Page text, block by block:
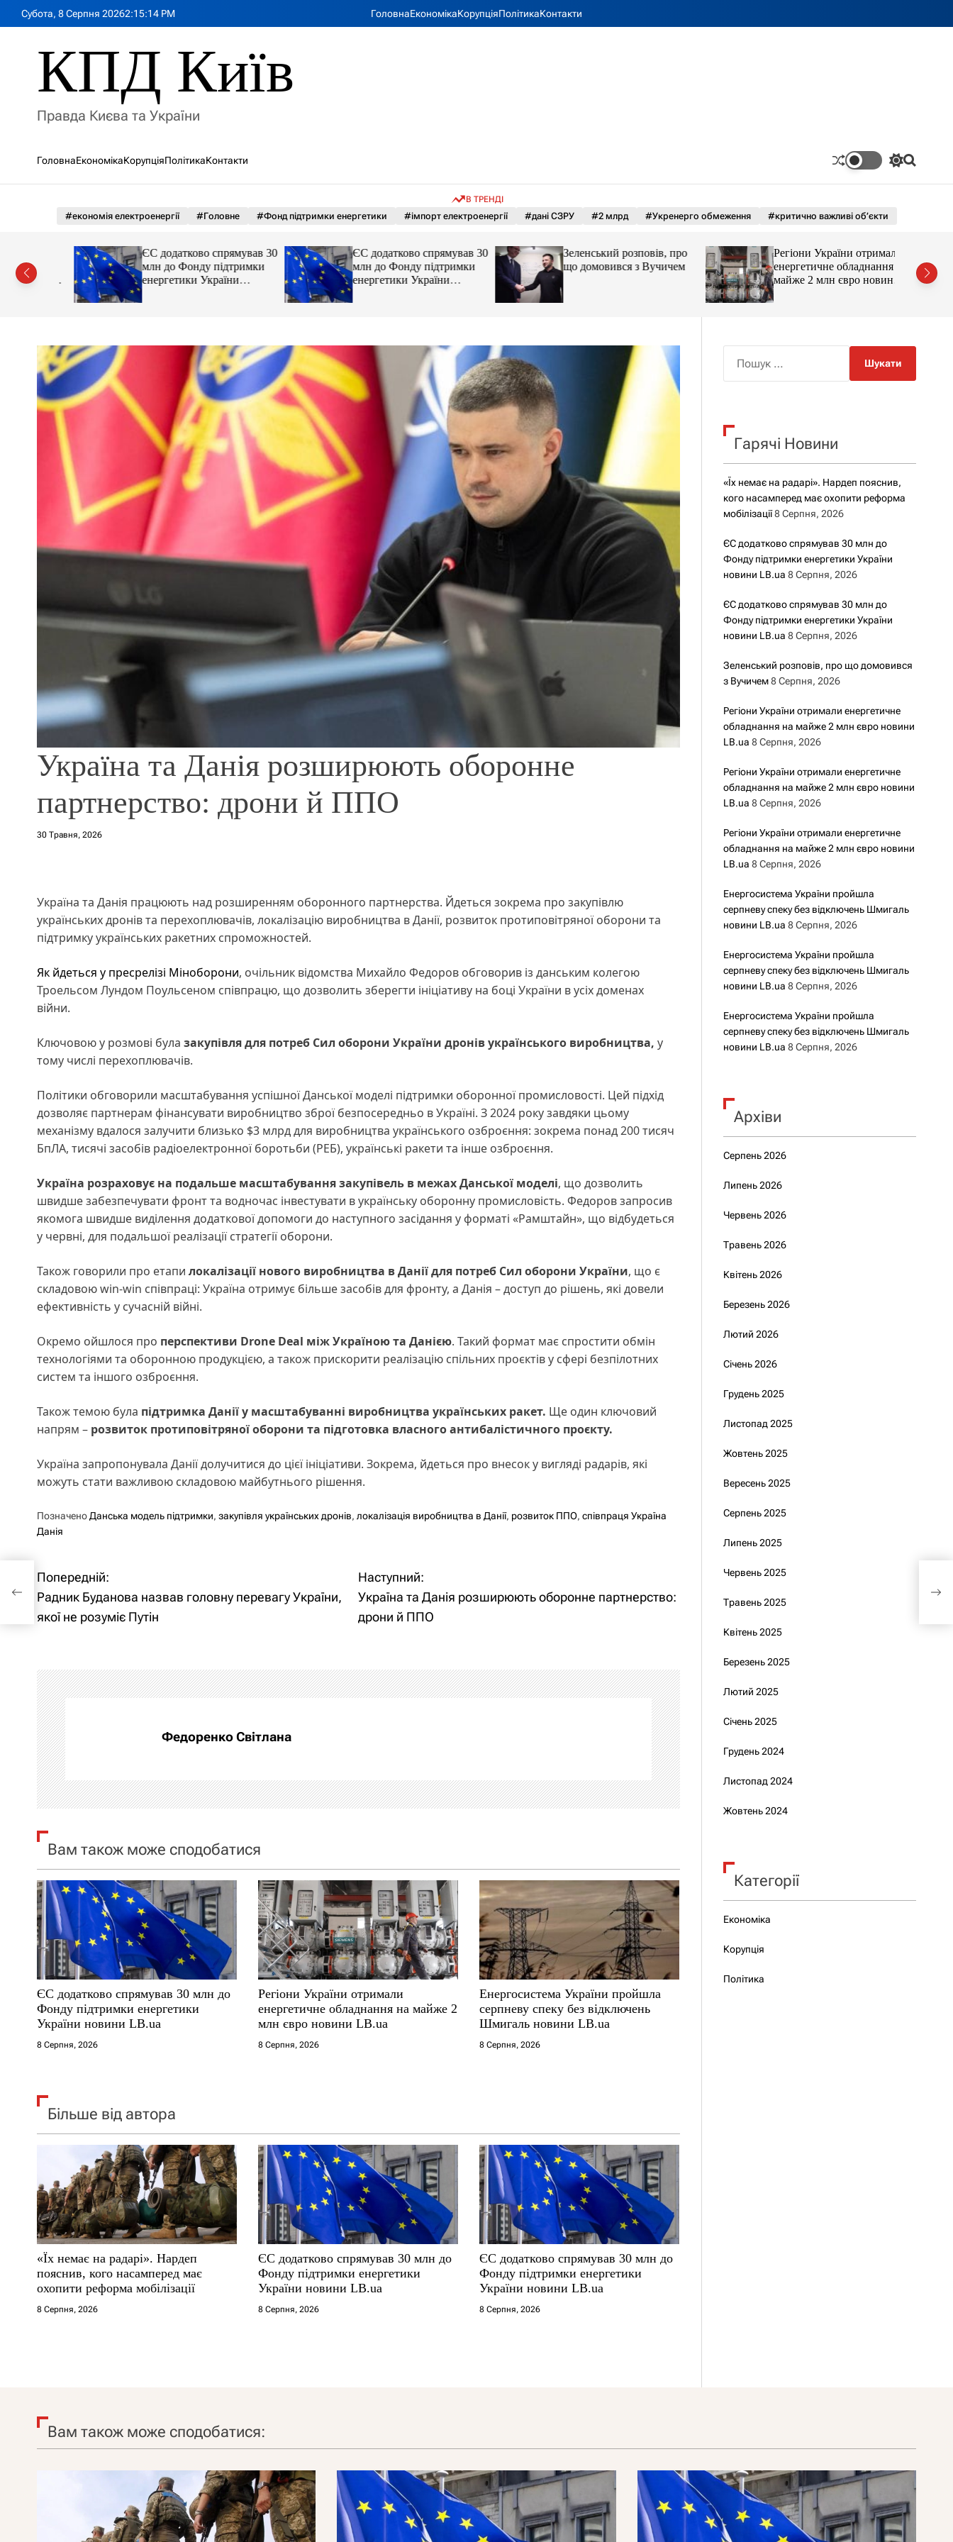
Субота, 8 Серпня 20262:15:16 PM ГоловнаЕкономікаКорупціяПолітикаКонтакти
КПД Київ
Правда Києва та України
ГоловнаЕкономікаКорупціяПолітикаКонтакти
П
м
а
к
о
о
в
о
г
у
П
В ТРЕНДІ
#економія електроенергії #Головне #Фонд підтримки енергетики #імпорт електроенергії #дані СЗРУ #2 млрд #Укренерго обмеження #критично важливі об’єкти
ЄС додатково спрямував 30
млн до Фонду підтримки
енергетики України
новини LB.ua
ЄС додатково спрямував 30
млн до Фонду підтримки
енергетики України
новини LB.ua
Зеленський розповів, про
що домовився з Вучичем
Регіони України отримали
енергетичне обладнання на
майже 2 млн євро новини
LB.ua
Україна та Данія розширюють оборонне
партнерство: дрони й ППО
30 Травня, 2026
Україна та Данія працюють над розширенням оборонного партнерства. Йдеться зокрема про закупівлю
українських дронів та перехоплювачів, локалізацію виробництва в Данії, розвиток протиповітряної оборони та
підтримку українських ракетних спроможностей.
Як йдеться у пресрелізі Міноборони, очільник відомства Михайло Федоров обговорив із данським колегою
Троельсом Лундом Поульсеном співпрацю, що дозволить зберегти ініціативу на боці України в усіх доменах
війни.
Ключовою у розмові була закупівля для потреб Сил оборони України дронів українського виробництва, у
тому числі перехоплювачів.
Політики обговорили масштабування успішної Данської моделі підтримки оборонної промисловості. Цей підхід
дозволяє партнерам фінансувати виробництво зброї безпосередньо в Україні. З 2024 року завдяки цьому
механізму вдалося залучити близько $3 млрд для виробництва українського озброєння: зокрема понад 200 тисяч
БпЛА, тисячі засобів радіоелектронної боротьби (РЕБ), українські ракети та інше озброєння.
Україна розраховує на подальше масштабування закупівель в межах Данської моделі, що дозволить
швидше забезпечувати фронт та водночас інвестувати в українську оборонну промисловість. Федоров запросив
якомога швидше виділення додаткової допомоги до наступного засідання у форматі «Рамштайн», що відбудеться
у червні, для подальшої реалізації стратегії оборони.
Також говорили про етапи локалізації нового виробництва в Данії для потреб Сил оборони України, що є
складовою win-win співпраці: Україна отримує більше засобів для фронту, а Данія – доступ до рішень, які довели
ефективність у сучасній війні.
Окремо ойшлося про перспективи Drone Deal між Україною та Данією. Такий формат має спростити обмін
технологіями та оборонною продукцією, а також прискорити реалізацію спільних проєктів у сфері безпілотних
систем та іншого озброєння.
Також темою була підтримка Данії у масштабуванні виробництва українських ракет. Ще один ключовий
напрям – розвиток протиповітряної оборони та підготовка власного антибалістичного проєкту.
Україна запропонувала Данії долучитися до цієї ініціативи. Зокрема, йдеться про внесок у вигляді радарів, які
можуть стати важливою складовою майбутнього рішення.
Позначено Данська модель підтримки, закупівля українських дронів, локалізація виробництва в Данії, розвиток ППО, співпраця Україна
Данія
Н
а
і
г
а
ц
і
я
а
п
и
с
і
в
Попередній:
Радник Буданова назвав головну перевагу України,
якої не розуміє Путін
Наступний:
Україна та Данія розширюють оборонне партнерство:
дрони й ППО
Федоренко Світлана
Вам також може сподобатися
ЄС додатково спрямував 30 млн до
Фонду підтримки енергетики
України новини LB.ua
8 Серпня, 2026
Регіони України отримали
енергетичне обладнання на майже 2
млн євро новини LB.ua
8 Серпня, 2026
Енергосистема України пройшла
серпневу спеку без відключень
Шмигаль новини LB.ua
8 Серпня, 2026
Більше від автора
«Їх немає на радарі». Нардеп
пояснив, кого насамперед має
охопити реформа мобілізації
8 Серпня, 2026
ЄС додатково спрямував 30 млн до
Фонду підтримки енергетики
України новини LB.ua
8 Серпня, 2026
ЄС додатково спрямував 30 млн до
Фонду підтримки енергетики
України новини LB.ua
8 Серпня, 2026
к
Гарячі Новини
«Їх немає на радарі». Нардеп пояснив,
кого насамперед має охопити реформа
мобілізації 8 Серпня, 2026
ЄС додатково спрямував 30 млн до
Фонду підтримки енергетики України
новини LB.ua 8 Серпня, 2026
ЄС додатково спрямував 30 млн до
Фонду підтримки енергетики України
новини LB.ua 8 Серпня, 2026
Зеленський розповів, про що домовився
з Вучичем 8 Серпня, 2026
Регіони України отримали енергетичне
обладнання на майже 2 млн євро новини
LB.ua 8 Серпня, 2026
Регіони України отримали енергетичне
обладнання на майже 2 млн євро новини
LB.ua 8 Серпня, 2026
Регіони України отримали енергетичне
обладнання на майже 2 млн євро новини
LB.ua 8 Серпня, 2026
Енергосистема України пройшла
серпневу спеку без відключень Шмигаль
новини LB.ua 8 Серпня, 2026
Енергосистема України пройшла
серпневу спеку без відключень Шмигаль
новини LB.ua 8 Серпня, 2026
Енергосистема України пройшла
серпневу спеку без відключень Шмигаль
новини LB.ua 8 Серпня, 2026
Архіви
Серпень 2026
Липень 2026
Червень 2026
Травень 2026
Квітень 2026
Березень 2026
Лютий 2026
Січень 2026
Грудень 2025
Листопад 2025
Жовтень 2025
Вересень 2025
Серпень 2025
Липень 2025
Червень 2025
Травень 2025
Квітень 2025
Березень 2025
Лютий 2025
Січень 2025
Грудень 2024
Листопад 2024
Жовтень 2024
Категорії
Економіка
Корупція
Політика
Вам також може сподобатися: